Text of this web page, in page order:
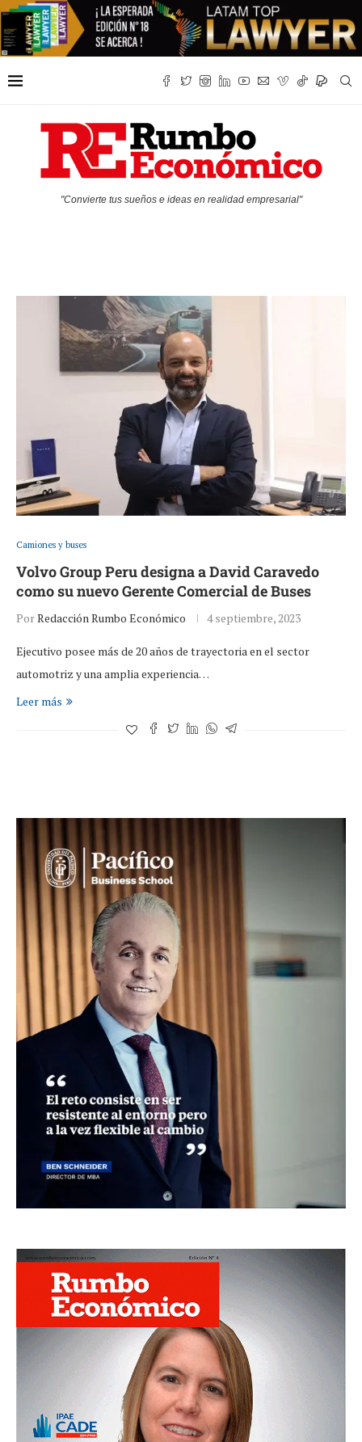
"Convierte tus sueños e ideas en realidad empresarial"
Camiones y buses
Volvo Group Peru designa a David Caravedo
como su nuevo Gerente Comercial de Buses
PorRedacción Rumbo Económico 4 septiembre, 2023
Ejecutivo posee más de 20 años de trayectoria en el sector
automotriz y una amplia experiencia…
Leer más